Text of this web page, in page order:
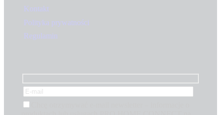
Kontakt
Polityka prywatności
Regulamin